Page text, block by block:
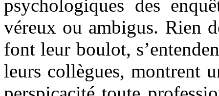
psychologiques des
véreux ou ambigus. Rien
font leur boulot,
leurs collègues, montrent